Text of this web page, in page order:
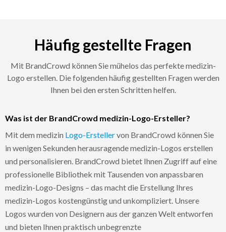
Häufig gestellte Fragen
Mit BrandCrowd können Sie mühelos das perfekte medizin-
Logo erstellen. Die folgenden häufig gestellten Fragen werden
Ihnen bei den ersten Schritten helfen.
Was ist der BrandCrowd medizin-Logo-Ersteller?
Mit dem medizin Logo-Erstellervon BrandCrowd können Sie
in wenigen Sekunden herausragende medizin-Logos erstellen
und personalisieren. BrandCrowd bietet Ihnen Zugriff auf eine
professionelle Bibliothek mit Tausenden von anpassbaren
medizin-Logo-Designs – das macht die Erstellung Ihres
medizin-Logos kostengünstig und unkompliziert. Unsere
Logos wurden von Designern aus der ganzen Welt entworfen
und bieten Ihnen praktisch unbegrenzte